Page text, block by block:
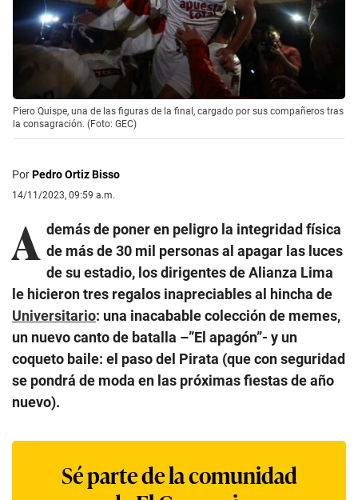
Piero Quispe, una de las figuras de la final, cargado por sus compañeros tras
la consagración. (Foto: GEC)
PorPedro Ortiz Bisso
14/11/2023, 09:59 a.m.
A demás de poner en peligro la integridad física
de más de 30 mil personas al apagar las luces
de su estadio, los dirigentes de Alianza Lima
le hicieron tres regalos inapreciables al hincha de
Universitario: una inacabable colección de memes,
un nuevo canto de batalla –”El apagón”- y un
coqueto baile: el paso del Pirata (que con seguridad
se pondrá de moda en las próximas fiestas de año
nuevo).